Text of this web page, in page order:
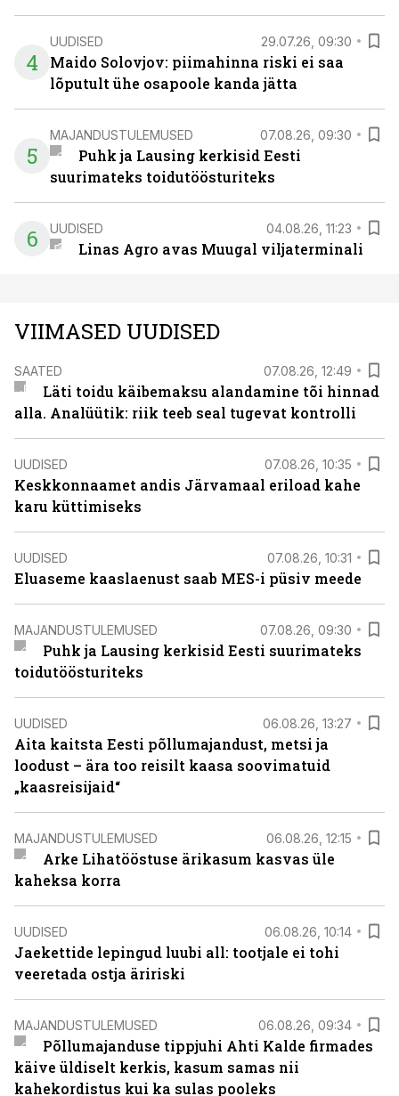
4
UUDISED 29.07.26, 09:30
Maido Solovjov: piimahinna riski ei saa
lõputult ühe osapoole kanda jätta
5
MAJANDUSTULEMUSED 07.08.26, 09:30
Puhk ja Lausing kerkisid Eesti
suurimateks toidutöösturiteks
6 UUDISED 04.08.26, 11:23
Linas Agro avas Muugal viljaterminali
VIIMASED UUDISED
SAATED 07.08.26, 12:49
Läti toidu käibemaksu alandamine tõi hinnad
alla. Analüütik: riik teeb seal tugevat kontrolli
UUDISED 07.08.26, 10:35
Keskkonnaamet andis Järvamaal eriload kahe
karu küttimiseks
UUDISED 07.08.26, 10:31
Eluaseme kaaslaenust saab MES-i püsiv meede
MAJANDUSTULEMUSED 07.08.26, 09:30
Puhk ja Lausing kerkisid Eesti suurimateks
toidutöösturiteks
UUDISED 06.08.26, 13:27
Aita kaitsta Eesti põllumajandust, metsi ja
loodust – ära too reisilt kaasa soovimatuid
„kaasreisijaid“
MAJANDUSTULEMUSED 06.08.26, 12:15
Arke Lihatööstuse ärikasum kasvas üle
kaheksa korra
UUDISED 06.08.26, 10:14
Jaekettide lepingud luubi all: tootjale ei tohi
veeretada ostja äririski
MAJANDUSTULEMUSED 06.08.26, 09:34
Põllumajanduse tippjuhi Ahti Kalde firmades
käive üldiselt kerkis, kasum samas nii
kahekordistus kui ka sulas pooleks